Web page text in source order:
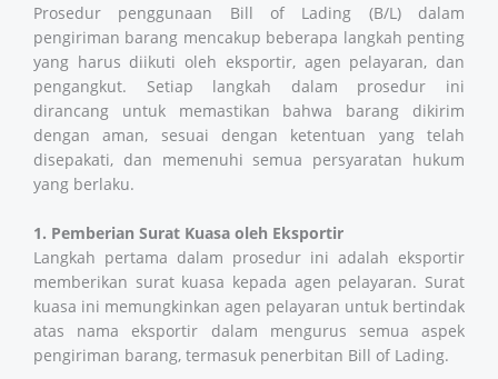
Prosedur penggunaan Bill of Lading (B/L) dalam
pengiriman barang mencakup beberapa langkah penting
yang harus diikuti oleh eksportir, agen pelayaran, dan
pengangkut. Setiap langkah dalam prosedur ini
dirancang untuk memastikan bahwa barang dikirim
dengan aman, sesuai dengan ketentuan yang telah
disepakati, dan memenuhi semua persyaratan hukum
yang berlaku.
1. Pemberian Surat Kuasa oleh Eksportir
Langkah pertama dalam prosedur ini adalah eksportir
memberikan surat kuasa kepada agen pelayaran. Surat
kuasa ini memungkinkan agen pelayaran untuk bertindak
atas nama eksportir dalam mengurus semua aspek
pengiriman barang, termasuk penerbitan Bill of Lading.